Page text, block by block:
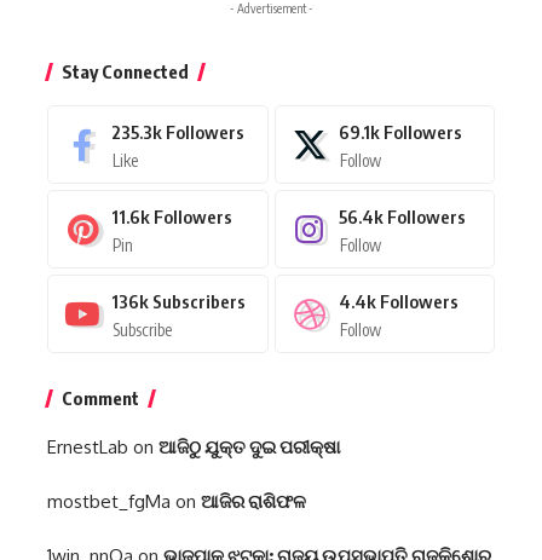
- Advertisement -
Stay Connected
235.3k Followers
Like
69.1k Followers
Follow
11.6k Followers
Pin
56.4k Followers
Follow
136k Subscribers
Subscribe
4.4k Followers
Follow
Comment
ErnestLab on ଆଜିଠୁ ଯୁକ୍ତ ଦୁଇ ପରୀକ୍ଷା
mostbet_fgMa on ଆଜିର ରାଶିଫଳ